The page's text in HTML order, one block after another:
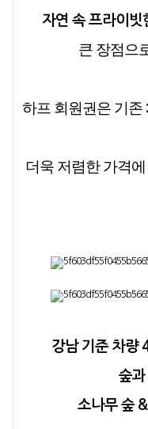
자연 속 프라이빗
큰 장점으
하프 회원권은 기존
더욱 저렴한 가격
강남 기준 차량
숲과
소나무 숲